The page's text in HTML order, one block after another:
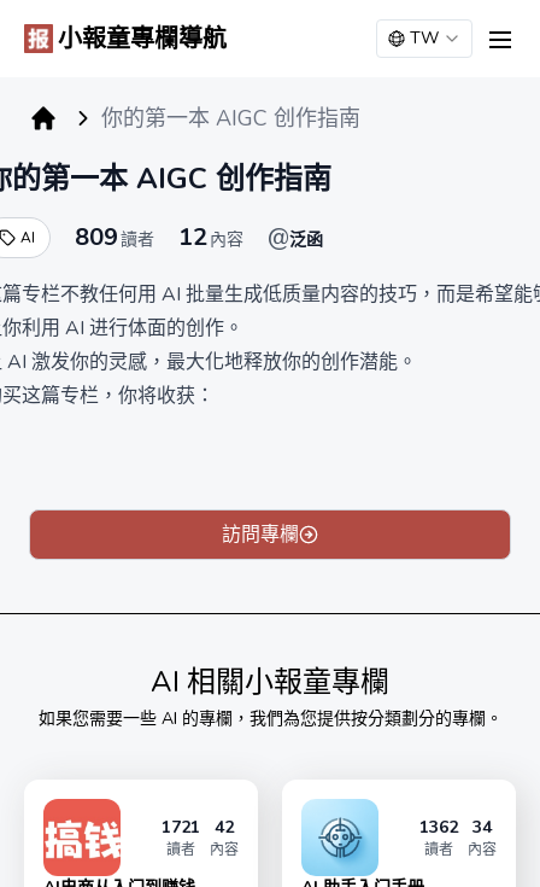
小報童專欄導航 TW
你的第一本 AIGC 创作指南
的第一本 AIGC 创作指南
AI 809讀者 12內容 @泛函
专栏不教任何用 AI 批量生成低质量内容的技巧，而是希望能
利用 AI 进行体面的创作。
AI 激发你的灵感，最大化地释放你的创作潜能。
这篇专栏，你将收获：
会如何用 midjourney 等 AI 绘画工具将你设计的人物、场景画
。
你想更加详细地了解我，可以看看👇🏻
的即刻 yellow page：https://jike.city/fanhan
to7e2gkmim.feishu.cn/wiki/
訪問專欄
AI 相關小報童專欄
如果您需要一些 AI 的專欄，我們為您提供按分類劃分的專欄。
1721
讀者
42
內容
1362
讀者
34
內容